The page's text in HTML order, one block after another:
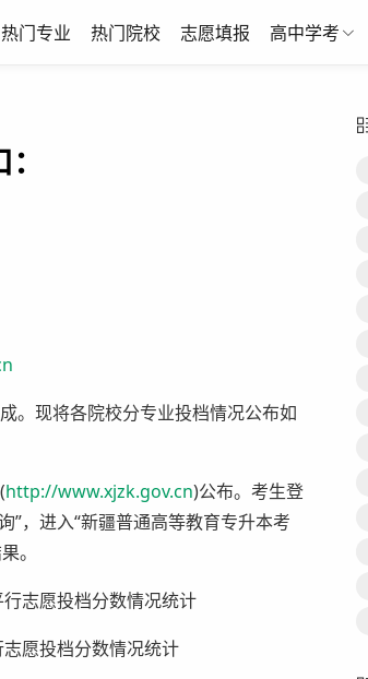
热门专业 热门院校 志愿填报 高中学考
现将各院校分专业投档情况公布如
http://www.xjzk.gov.cn)公布。考生登
”，进入“新疆普通高等教育专升本考
。